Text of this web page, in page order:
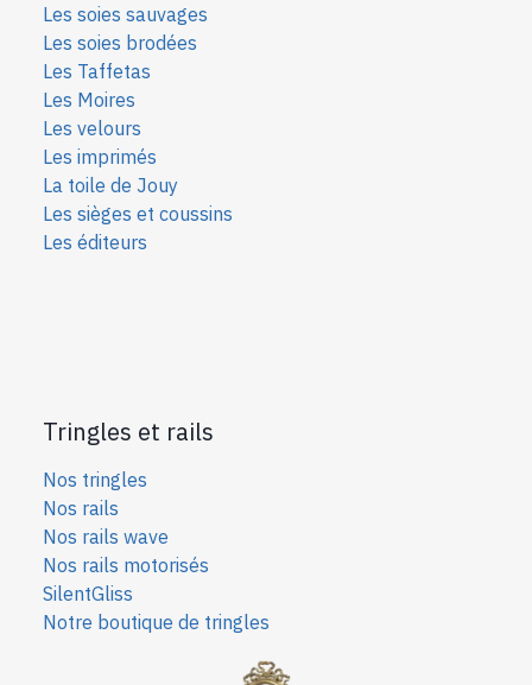
Les soies sauvages
Les soies brodées
Les Taffetas
Les Moires
Les velours
Les imprimés
La toile de Jouy
Les sièges et coussins
Les éditeurs
Tringles et rails
Nos tringles
Nos rails
Nos rails wave
Nos rails motorisés
SilentGliss
Notre boutique de tringles